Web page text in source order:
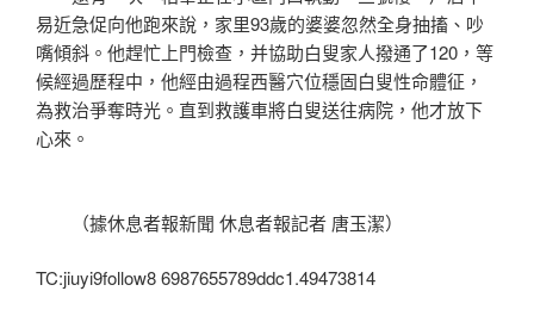
易近急促向他跑來說，家里93歲的婆婆忽然全身抽搐、吵
嘴傾斜。他趕忙上門檢查，并協助白叟家人撥通了120，等
候經過歷程中，他經由過程西醫穴位穩固白叟性命體征，
為救治爭奪時光。直到救護車將白叟送往病院，他才放下
心來。
（據休息者報新聞 休息者報記者 唐玉潔）
TC:jiuyi9follow8 6987655789ddc1.49473814